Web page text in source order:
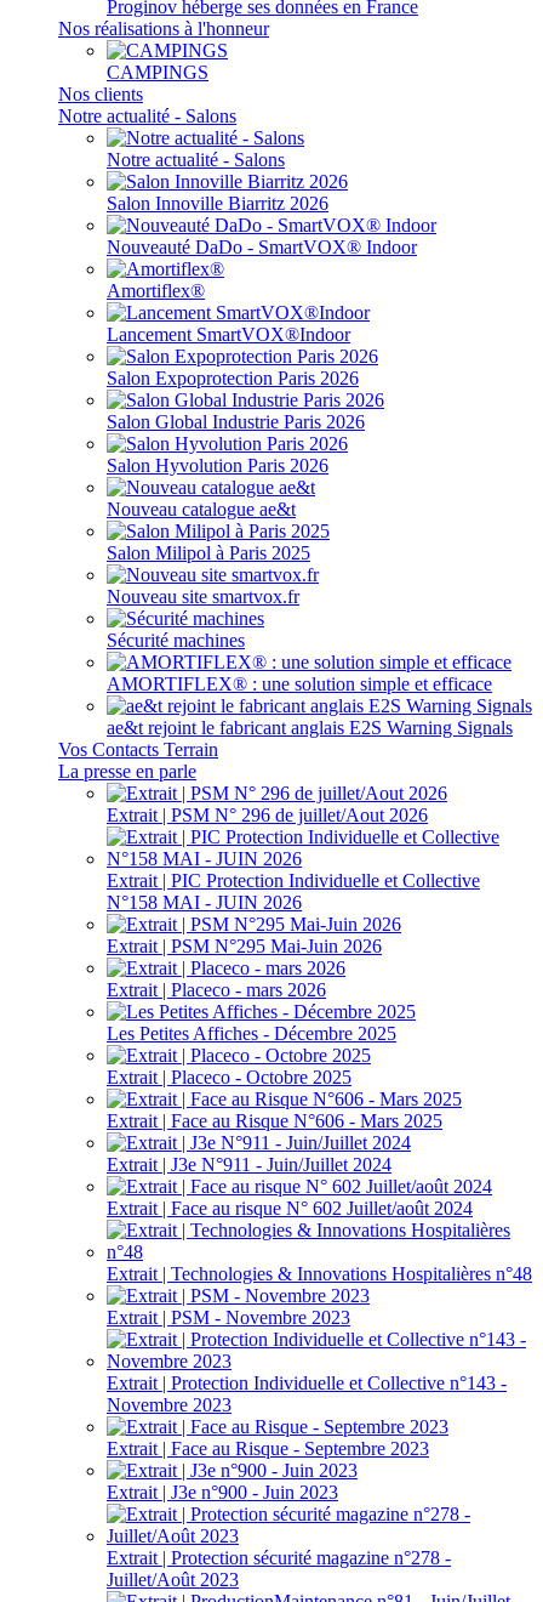
Proginov héberge ses données en France
Nos réalisations à l'honneur
CAMPINGS
Nos clients
Notre actualité - Salons
Notre actualité - Salons
Salon Innoville Biarritz 2026
Nouveauté DaDo - SmartVOX® Indoor
Amortiflex®
Lancement SmartVOX®Indoor
Salon Expoprotection Paris 2026
Salon Global Industrie Paris 2026
Salon Hyvolution Paris 2026
Nouveau catalogue ae&t
Salon Milipol à Paris 2025
Nouveau site smartvox.fr
Sécurité machines
AMORTIFLEX® : une solution simple et efficace
ae&t rejoint le fabricant anglais E2S Warning Signals
Vos Contacts Terrain
La presse en parle
Extrait | PSM N° 296 de juillet/Aout 2026
Extrait | PIC Protection Individuelle et Collective
N°158 MAI - JUIN 2026
Extrait | PSM N°295 Mai-Juin 2026
Extrait | Placeco - mars 2026
Les Petites Affiches - Décembre 2025
Extrait | Placeco - Octobre 2025
Extrait | Face au Risque N°606 - Mars 2025
Extrait | J3e N°911 - Juin/Juillet 2024
Extrait | Face au risque N° 602 Juillet/août 2024
Extrait | Technologies & Innovations Hospitalières n°48
Extrait | PSM - Novembre 2023
Extrait | Protection Individuelle et Collective n°143 -
Novembre 2023
Extrait | Face au Risque - Septembre 2023
Extrait | J3e n°900 - Juin 2023
Extrait | Protection sécurité magazine n°278 -
Juillet/Août 2023